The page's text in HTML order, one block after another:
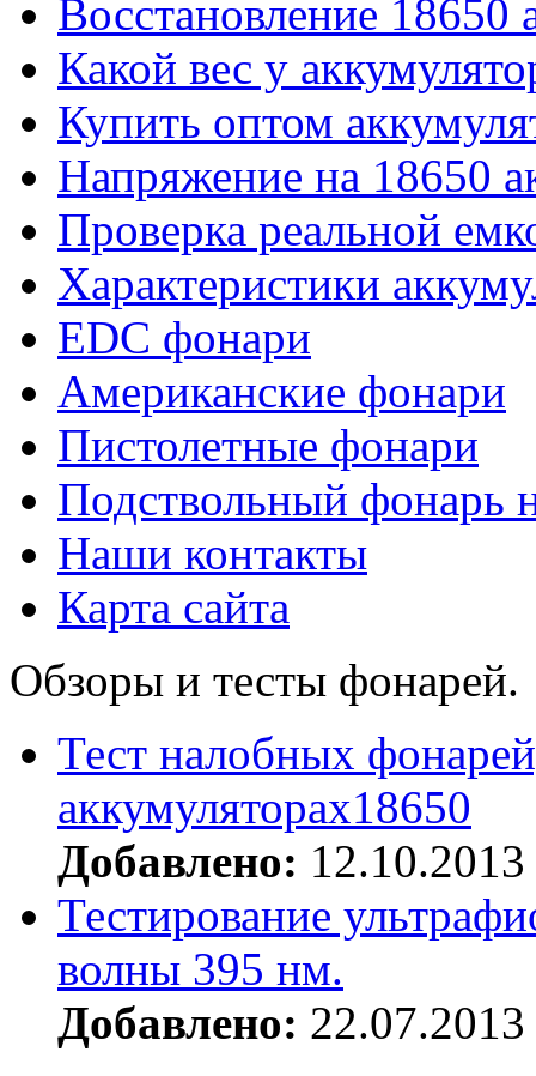
Восстановление 18650
Какой вес у
Купить оптом
Напряжение на 18650
Проверка реальной
Характеристики
EDC фонари
Американские фонари
Пистолетные фонари
Подствольный фонарь
Наши контакты
Карта сайта
Обзоры и тесты фонарей.
Тест налобных
аккумуляторах18650
Добавлено: 12.10.2013
Тестирование
волны 395 нм.
Добавлено: 22.07.2013